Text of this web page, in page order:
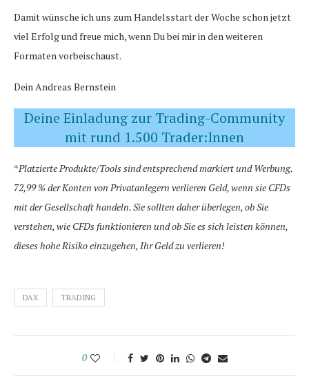
Damit wünsche ich uns zum Handelsstart der Woche schon jetzt
viel Erfolg und freue mich, wenn Du bei mir in den weiteren
Formaten vorbeischaust.
Dein Andreas Bernstein
Deine Einladung zur Trading-Community
mit rund 1.500 Trader:Innen
*Platzierte Produkte/Tools sind entsprechend markiert und Werbung.
72,99 % der Konten von Privatanlegern verlieren Geld, wenn sie CFDs
mit der Gesellschaft handeln. Sie sollten daher überlegen, ob Sie
verstehen, wie CFDs funktionieren und ob Sie es sich leisten können,
dieses hohe Risiko einzugehen, Ihr Geld zu verlieren!
DAX TRADING
0